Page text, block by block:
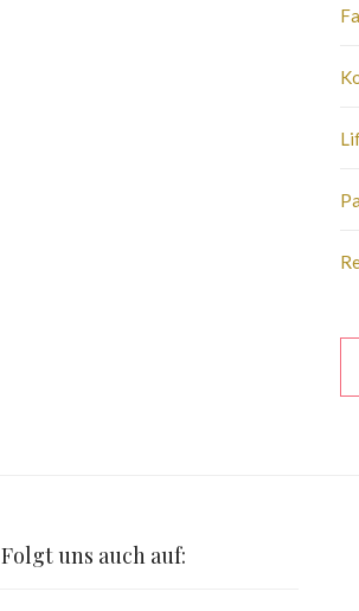
Folgt uns auch auf: